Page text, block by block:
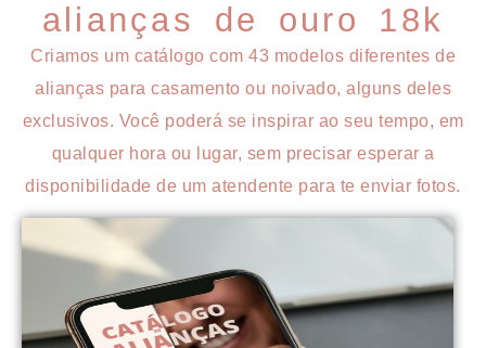
alianças de ouro 18k
Criamos um catálogo com 43 modelos diferentes de
alianças para casamento ou noivado, alguns deles
exclusivos. Você poderá se inspirar ao seu tempo, em
qualquer hora ou lugar, sem precisar esperar a
disponibilidade de um atendente para te enviar fotos.